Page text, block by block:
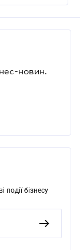
новин.
бізнесу